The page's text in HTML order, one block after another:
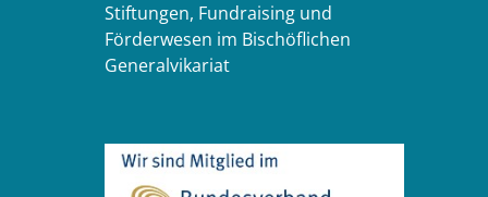
Facebook
Trier auf YouTube
Stiftungen, Fundraising und
Förderwesen im Bischöflichen
Generalvikariat